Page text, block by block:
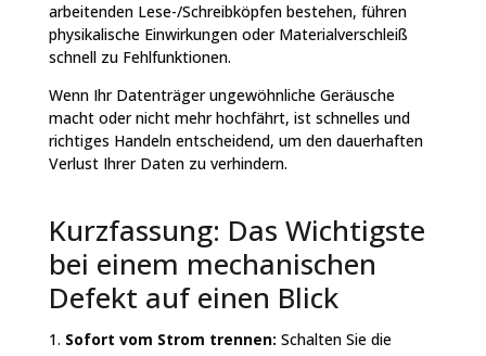
arbeitenden Lese-/Schreibköpfen bestehen, führen
physikalische Einwirkungen oder Materialverschleiß
schnell zu Fehlfunktionen.
Wenn Ihr Datenträger ungewöhnliche Geräusche
macht oder nicht mehr hochfährt, ist schnelles und
richtiges Handeln entscheidend, um den dauerhaften
Verlust Ihrer Daten zu verhindern.
Kurzfassung: Das Wichtigste
bei einem mechanischen
Defekt auf einen Blick
Sofort vom Strom trennen: Schalten Sie die